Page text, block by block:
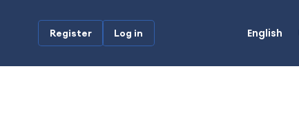
English
Log in
Register